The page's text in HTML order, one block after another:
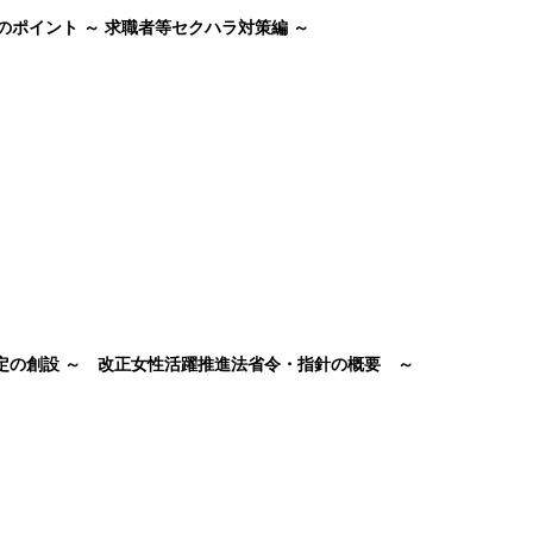
ポイント ～ 求職者等セクハラ対策編 ～
の創設 ～ 改正女性活躍推進法省令・指針の概要 ～